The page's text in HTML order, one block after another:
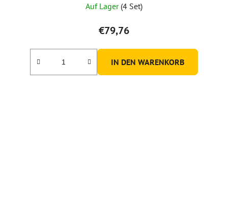
durchschnittliche
Produktbewertung
ist
5,0
von
Auf Lager (4 Set)
€79,76
IN DEN WARENKORB